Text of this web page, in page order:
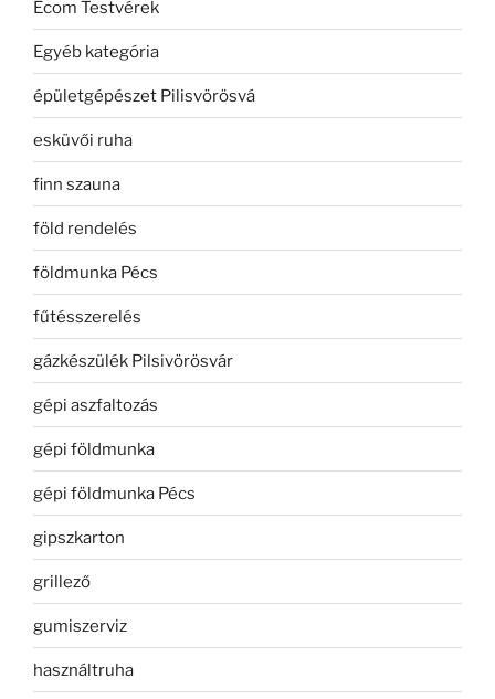
Ecom Testvérek
Egyéb kategória
épületgépészet Pilisvörösvá
esküvői ruha
finn szauna
föld rendelés
földmunka Pécs
fűtésszerelés
gázkészülék Pilsivörösvár
gépi aszfaltozás
gépi földmunka
gépi földmunka Pécs
gipszkarton
grillező
gumiszerviz
használtruha